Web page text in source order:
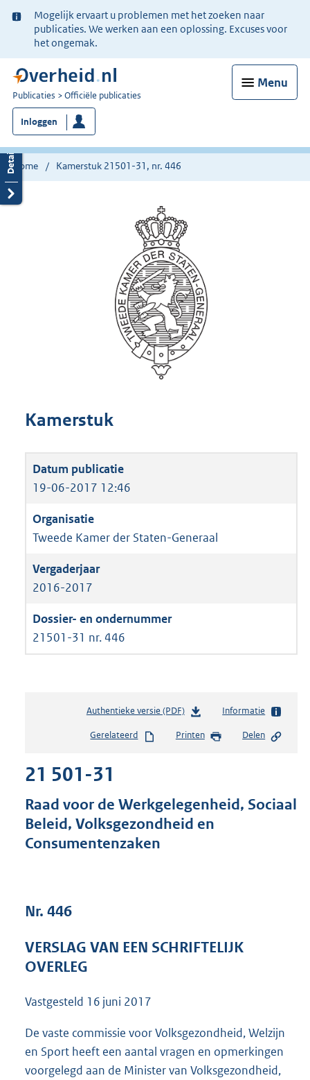
Ter
informatie:
Mogelijk ervaart u problemen met het zoeken naar
publicaties. We werken aan een oplossing. Excuses voor
het ongemak.
Menu
U
bent
nu
hier:
Publicaties Officiële publicaties
Inloggen
Home Kamerstuk 21501-31, nr. 446
Kamerstuk
19-06-2017 12:46
Tweede Kamer der Staten-Generaal
2016-2017
21501-31 nr. 446
Authentieke versie (PDF)b
s
s
g
7
Informatie
Gerelateerd Printen Delen
21 501-31
Raad voor de Werkgelegenheid, Sociaal
Beleid, Volksgezondheid en
Consumentenzaken
Nr. 446
VERSLAG VAN EEN SCHRIFTELIJK
OVERLEG
Vastgesteld 16 juni 2017
De vaste commissie voor Volksgezondheid, Welzijn
en Sport heeft een aantal vragen en opmerkingen
voorgelegd aan de Minister van Volksgezondheid,